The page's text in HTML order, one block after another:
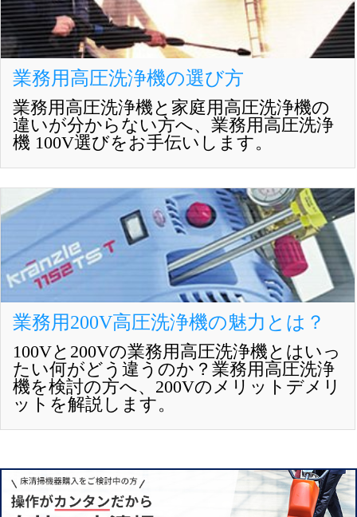
業務用高圧洗浄機の選び方
業務用高圧洗浄機と家庭用高圧洗浄機の
違いが分からない方へ、業務用高圧洗浄
機 100V選びをお手伝いします。
業務用200V高圧洗浄機の魅力とは？
100Vと200Vの業務用高圧洗浄機とはいっ
たい何がどう違うのか？業務用高圧洗浄
機を検討の方へ、200Vのメリットデメリ
ットを解説します。